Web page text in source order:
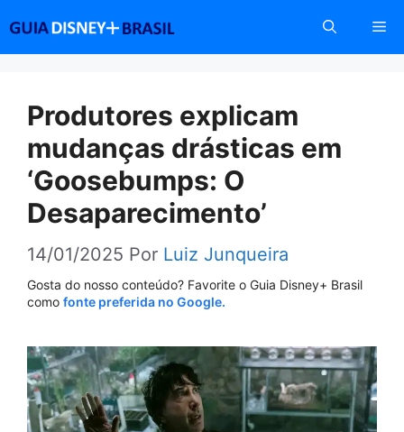
conteúdo
Produtores explicam
mudanças drásticas em
‘Goosebumps: O
Desaparecimento’
14/01/2025 Por Luiz Junqueira
Gosta do nosso conteúdo? Favorite o Guia Disney+ Brasil
como fonte preferida no Google.